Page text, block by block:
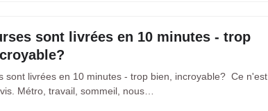
sont livrées en 10 minutes - trop
sont livrées en 10 minutes - trop bien, incroyable? Ce n'est
Métro, travail, sommeil, nous…